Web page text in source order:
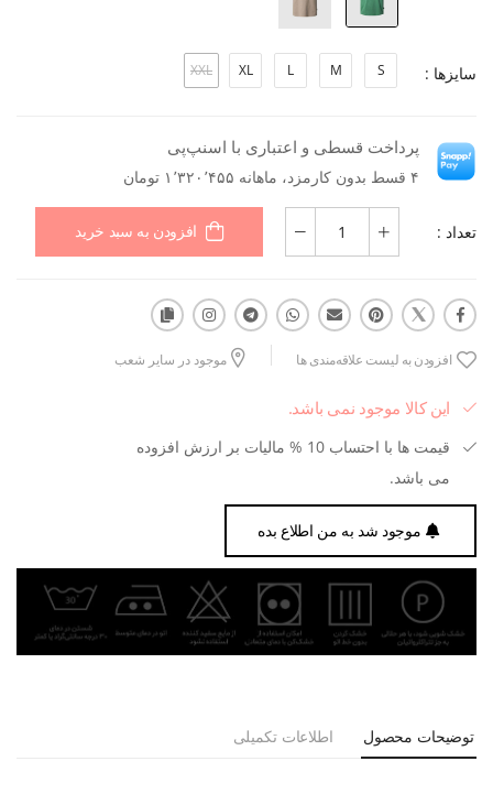
سایزها : S
M
L
XL
XXL
پرداخت قسطی و اعتباری با اسنپ‌پی
۴ قسط بدون کارمزد، ماهانه ۱٬۳۲۰٬۴۵۵ تومان
تعداد : افزودن به سبد خرید
افزودن به لیست علاقه‌مندی ها موجود در سایر شعب
این کالا موجود نمی باشد.
قیمت ها با احتساب 10 % مالیات بر ارزش افزوده
می باشد.
موجود شد به من اطلاع بده
توضیحات محصول اطلاعات تکمیلی